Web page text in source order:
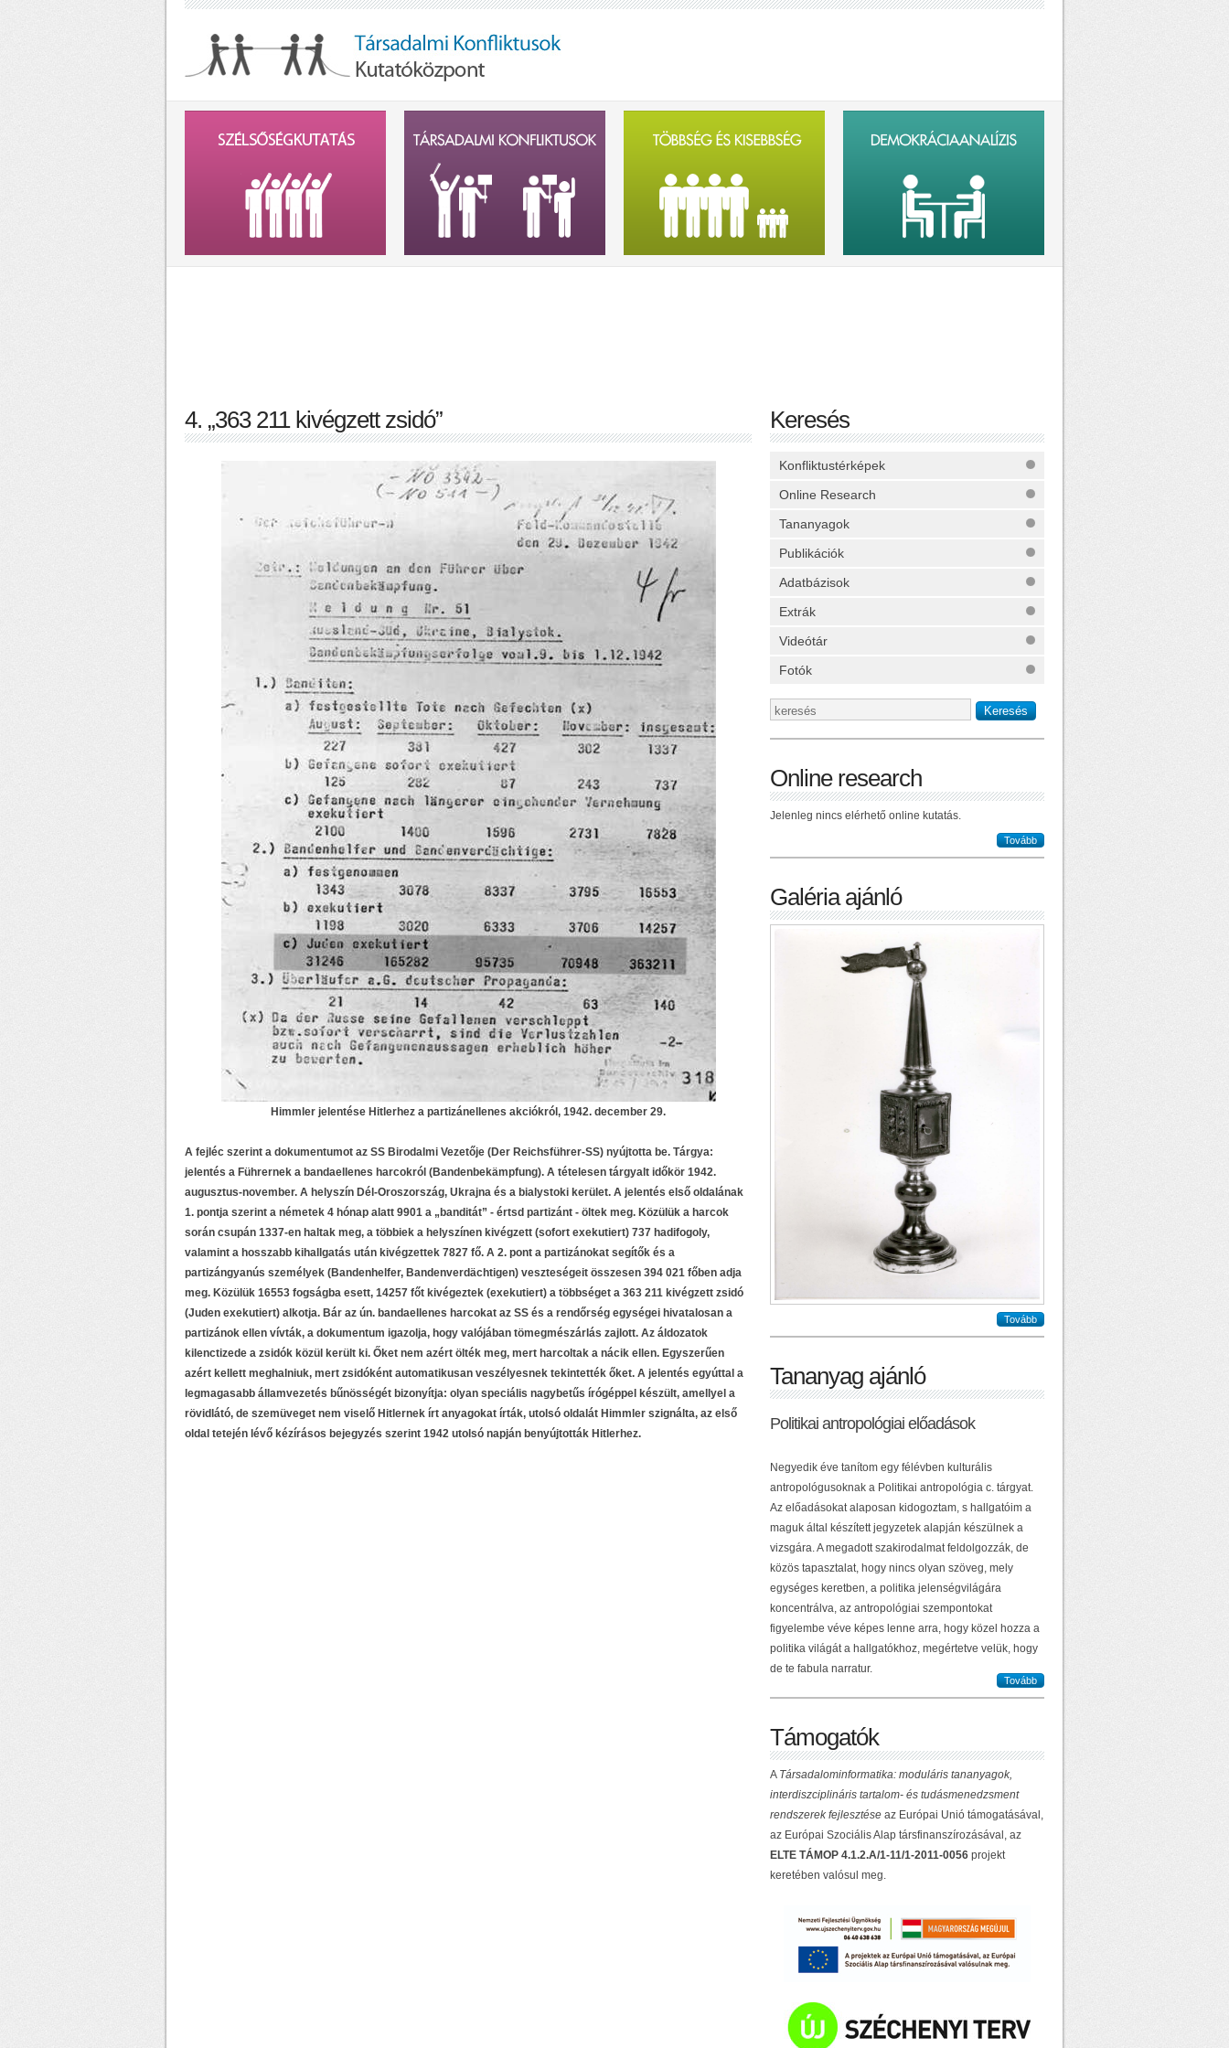
4. „363 211 kivégzett zsidó”
Himmler jelentése Hitlerhez a partizánellenes akciókról, 1942. december 29.
A fejléc szerint a dokumentumot az SS Birodalmi Vezetője (Der Reichsführer-SS) nyújtotta be. Tárgya:
jelentés a Führernek a bandaellenes harcokról (Bandenbekämpfung). A tételesen tárgyalt időkör 1942.
augusztus-november. A helyszín Dél-Oroszország, Ukrajna és a bialystoki kerület. A jelentés első oldalának
1. pontja szerint a németek 4 hónap alatt 9901 a „banditát” - értsd partizánt - öltek meg. Közülük a harcok
során csupán 1337-en haltak meg, a többiek a helyszínen kivégzett (sofort exekutiert) 737 hadifogoly,
valamint a hosszabb kihallgatás után kivégzettek 7827 fő. A 2. pont a partizánokat segítők és a
partizángyanús személyek (Bandenhelfer, Bandenverdächtigen) veszteségeit összesen 394 021 főben adja
meg. Közülük 16553 fogságba esett, 14257 főt kivégeztek (exekutiert) a többséget a 363 211 kivégzett zsidó
(Juden exekutiert) alkotja. Bár az ún. bandaellenes harcokat az SS és a rendőrség egységei hivatalosan a
partizánok ellen vívták, a dokumentum igazolja, hogy valójában tömegmészárlás zajlott. Az áldozatok
kilenctizede a zsidók közül került ki. Őket nem azért ölték meg, mert harcoltak a nácik ellen. Egyszerűen
azért kellett meghalniuk, mert zsidóként automatikusan veszélyesnek tekintették őket. A jelentés egyúttal a
legmagasabb államvezetés bűnösségét bizonyítja: olyan speciális nagybetűs írógéppel készült, amellyel a
rövidlátó, de szemüveget nem viselő Hitlernek írt anyagokat írták, utolsó oldalát Himmler szignálta, az első
oldal tetején lévő kézírásos bejegyzés szerint 1942 utolsó napján benyújtották Hitlerhez.
Keresés
Konfliktustérképek
Online Research
Tananyagok
Publikációk
Adatbázisok
Extrák
Videótár
Fotók
Online research
Jelenleg nincs elérhető online kutatás.
Tovább
Galéria ajánló
Tovább
Tananyag ajánló
Politikai antropológiai előadások
Negyedik éve tanítom egy félévben kulturális
antropológusoknak a Politikai antropológia c. tárgyat.
Az előadásokat alaposan kidogoztam, s hallgatóim a
maguk által készített jegyzetek alapján készülnek a
vizsgára. A megadott szakirodalmat feldolgozzák, de
közös tapasztalat, hogy nincs olyan szöveg, mely
egységes keretben, a politika jelenségvilágára
koncentrálva, az antropológiai szempontokat
figyelembe véve képes lenne arra, hogy közel hozza a
politika világát a hallgatókhoz, megértetve velük, hogy
de te fabula narratur.
Tovább
Támogatók
A Társadalominformatika: moduláris tananyagok,
interdiszciplináris tartalom- és tudásmenedzsment
rendszerek fejlesztése az Európai Unió támogatásával,
az Európai Szociális Alap társfinanszírozásával, az
ELTE TÁMOP 4.1.2.A/1-11/1-2011-0056 projekt
keretében valósul meg.